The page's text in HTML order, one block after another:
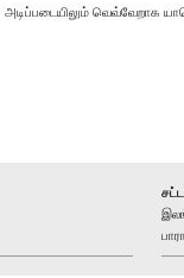
அடிப்படையிலும் வெவ்வேறாக